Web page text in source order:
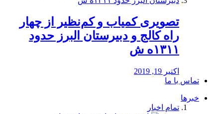
️تصویری کمیاب و کم‌نظیر از چهار
راه كالج و دبيرستان البرز حدود
۱۳۱۱ه ش
اکتبر 19, 2019
تماس با ما
خبرها
تمام اخبار